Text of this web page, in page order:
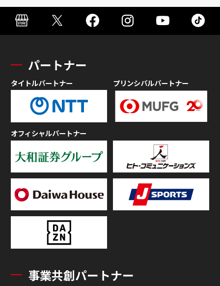
パートナー
タイトルパートナー プリンシパルパートナー
オフィシャルパートナー
事業共創パートナー